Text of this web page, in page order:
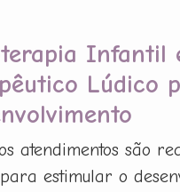
Infantil
Lúdico
atendimentos são
estimular o